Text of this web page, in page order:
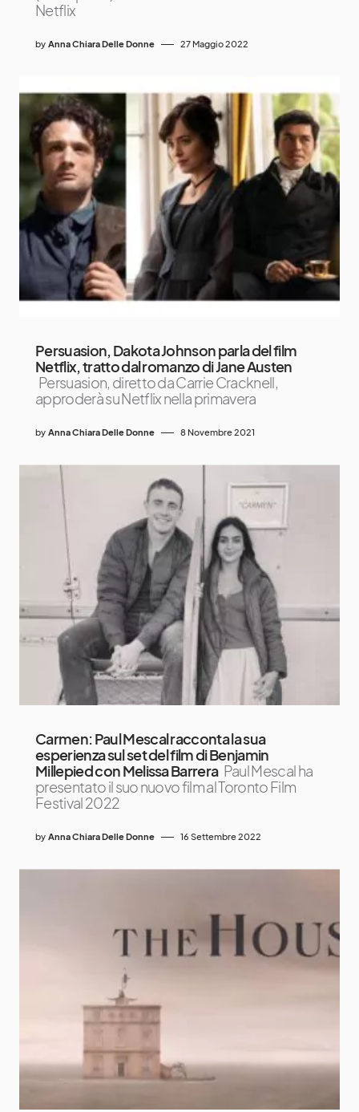
Netflix
by Anna Chiara Delle Donne 27 Maggio 2022
Persuasion, Dakota Johnson parla del film
Netflix, tratto dal romanzo di Jane Austen
Persuasion, diretto da Carrie Cracknell,
approderà su Netflix nella primavera
by Anna Chiara Delle Donne 8 Novembre 2021
Carmen: Paul Mescal racconta la sua
esperienza sul set del film di Benjamin
Millepied con Melissa Barrera Paul Mescal ha
presentato il suo nuovo film al Toronto Film
Festival 2022
by Anna Chiara Delle Donne 16 Settembre 2022